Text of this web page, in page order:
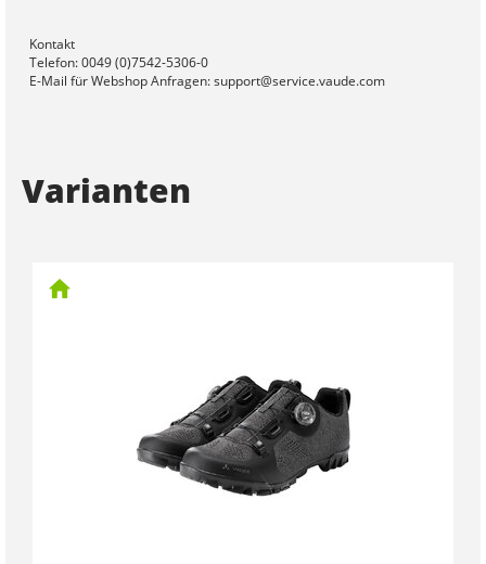
Kontakt
Telefon: 0049 (0)7542-5306-0
E-Mail für Webshop Anfragen: support@service.vaude.com
Varianten